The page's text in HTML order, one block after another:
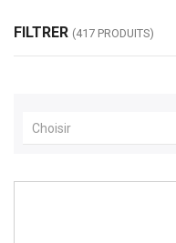
FILTRER (417 PRODUITS)
Choisir